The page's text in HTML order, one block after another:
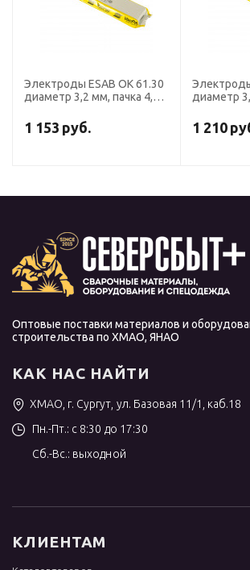
Электроды ESAB OK 61.30
диаметр 3,2 мм, пачка 4,1
1 153 руб.
диаметр
1 210
Оптовые поставки материалов и
строительства по ХМАО, ЯНАО
КАК НАС НАЙТИ
ХМАО, г. Сургут, ул. Базовая 11/1, каб.18
Пн.-Пт.: с 8:30 до 17:30
Сб.-Вс.: выходной
КЛИЕНТАМ